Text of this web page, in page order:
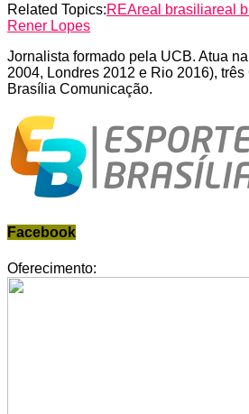
Related Topics:REAreal brasiliareal
Rener Lopes
Jornalista formado pela UCB. Atua
2004, Londres 2012 e Rio 2016),
Brasília Comunicação.
Facebook
Oferecimento: